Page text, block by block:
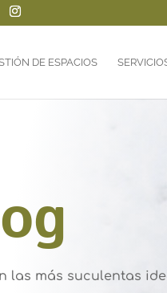
DE ESPACIOS
las más suculentas